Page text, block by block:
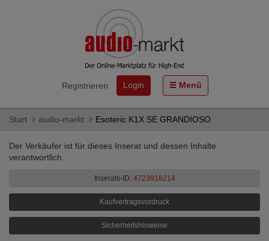
Registrieren Login Menü
Start audio-markt Esoteric K1X SE GRANDIOSO
Der Verkäufer ist für dieses Inserat und dessen Inhalte
verantwortlich.
Inserats-ID: 4723918214
Kaufvertragsvordruck
Sicherheitshinweise